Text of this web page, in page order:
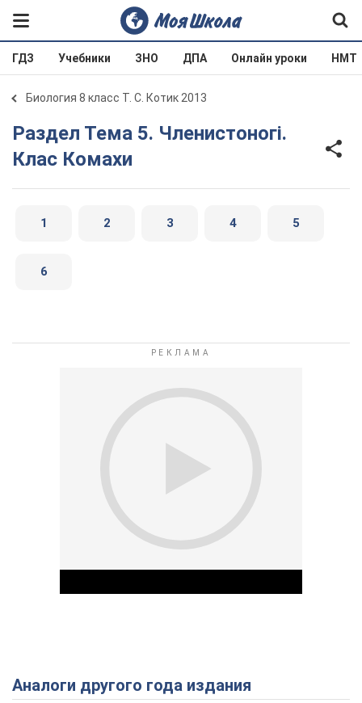
ГДЗ Учебники ЗНО ДПА Онлайн уроки НМТ
Биология 8 класс Т. С. Котик 2013
Раздел Тема 5. Членистоногі.
Клас Комахи
1 2 3 4 5
6
Play Video
Аналоги другого года издания